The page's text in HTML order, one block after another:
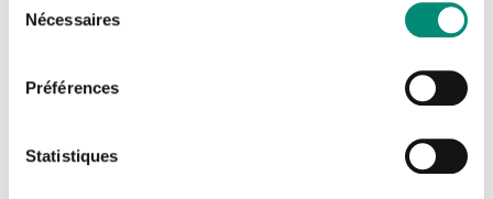
Nécessaires
Préférences
Statistiques